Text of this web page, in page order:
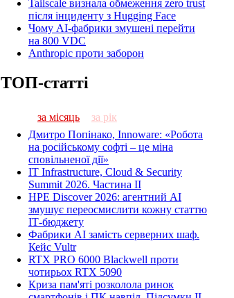
Tailscale визнала обмеження zero trust
після інциденту з Hugging Face
Чому AI-фабрики змушені перейти
на 800 VDC
Anthropic проти заборон
ТОП-статті
за місяць
за рік
Дмитро Попінако, Innoware: «Робота
на російському софті – це міна
сповільненої дії»
IT Infrastructure, Cloud & Security
Summit 2026. Частина ІІ
HPE Discover 2026: агентний AI
змушує переосмислити кожну статтю
ІТ-бюджету
Фабрики AI замість серверних шаф.
Кейс Vultr
RTX PRO 6000 Blackwell проти
чотирьох RTX 5090
Криза пам'яті розколола ринок